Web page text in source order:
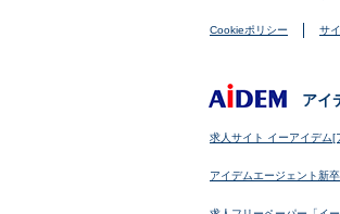
Cookieポリシー サ
アイ
求人サイト イーアイデム[
アイデムエージェント新卒